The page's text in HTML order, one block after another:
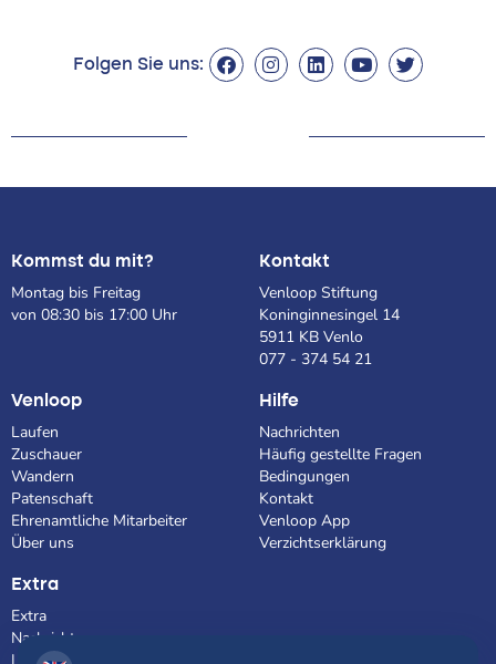
Folgen Sie uns:
Kommst du mit?
Montag bis Freitag
von 08:30 bis 17:00 Uhr
Kontakt
Venloop Stiftung
Koninginnesingel 14
5911 KB Venlo
077 - 374 54 21
Venloop
Laufen
Zuschauer
Wandern
Patenschaft
Ehrenamtliche Mitarbeiter
Über uns
Hilfe
Nachrichten
Häufig gestellte Fragen
Bedingungen
Kontakt
Venloop App
Verzichtserklärung
Extra
Extra
Nachrichten